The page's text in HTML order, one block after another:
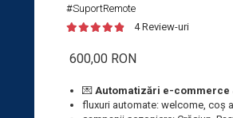
#SuportRemote
4 Review-uri
600,00 RON
💌 Automatizări e-commerce
fluxuri automate: welcome, coș